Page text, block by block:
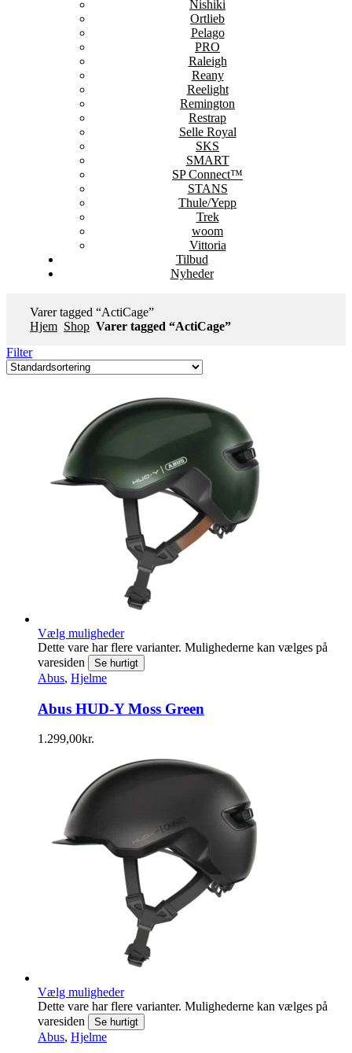
Nishiki
Ortlieb
Pelago
PRO
Raleigh
Reany
Reelight
Remington
Restrap
Selle Royal
SKS
SMART
SP Connect™
STANS
Thule/Yepp
Trek
woom
Vittoria
Tilbud
Nyheder
Varer tagged “ActiCage”
Hjem Shop Varer tagged “ActiCage”
Filter
Vælg muligheder
Dette vare har flere varianter. Mulighederne kan vælges på
varesiden
Se hurtigt
Abus, Hjelme
Abus HUD-Y Moss Green
1.299,00kr.
Vælg muligheder
Dette vare har flere varianter. Mulighederne kan vælges på
varesiden
Se hurtigt
Abus, Hjelme